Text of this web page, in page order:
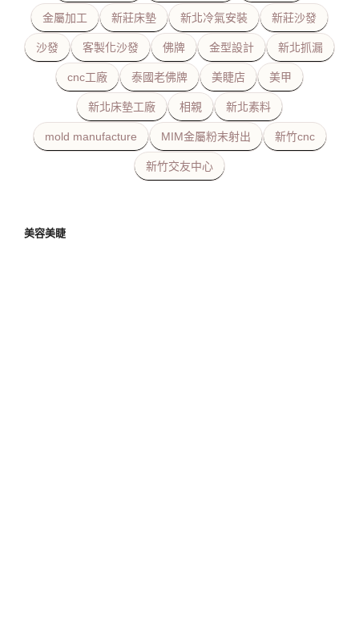
金屬加工 新莊床墊 新北冷氣安裝 新莊沙發
沙發 客製化沙發 佛牌 金型設計 新北抓漏
cnc工廠 泰國老佛牌 美睫店 美甲
新北床墊工廠 相親 新北素料
mold manufacture MIM金屬粉末射出 新竹cnc
新竹交友中心
美容美睫